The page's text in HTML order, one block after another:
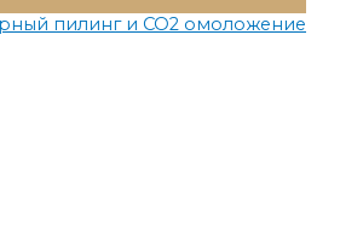
Меню
пилинг и СО2 омоложение